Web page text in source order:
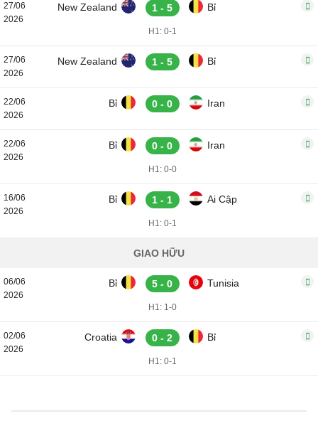
27/06
2026
New Zealand 1 - 5 Bỉ
H1: 0-1
27/06
2026
New Zealand 1 - 5 Bỉ
22/06
2026
Bỉ 0 - 0 Iran
22/06
2026
Bỉ 0 - 0 Iran
H1: 0-0
16/06
2026
Bỉ 1 - 1 Ai Cập
H1: 0-1
GIAO HỮU
06/06
2026
Bỉ 5 - 0 Tunisia
H1: 1-0
02/06
2026
Croatia 0 - 2 Bỉ
H1: 0-1